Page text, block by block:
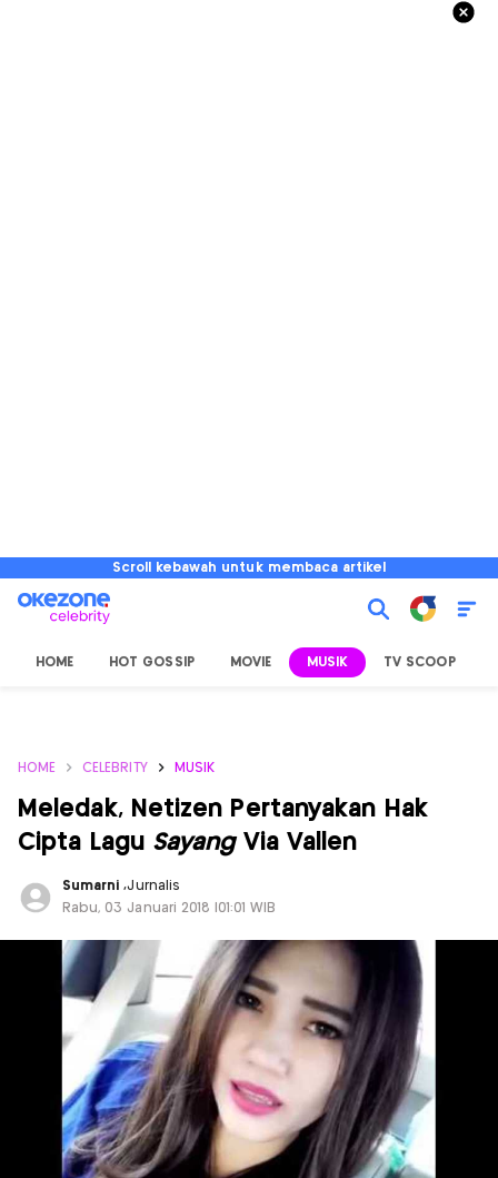
Scroll kebawah untuk membaca artikel
HOME HOT GOSSIP MOVIE MUSIK TV SCOOP
HOME CELEBRITY MUSIK
Meledak, Netizen Pertanyakan Hak
Cipta Lagu SayangVia Vallen
Sumarni,Jurnalis
Rabu, 03 Januari 2018 |01:01 WIB